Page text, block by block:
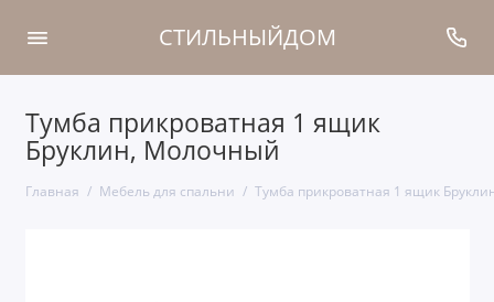
СТИЛЬНЫЙДОМ
Тумба прикроватная 1 ящик
Бруклин, Молочный
Главная Мебель для спальни Тумба прикроватная 1 ящик